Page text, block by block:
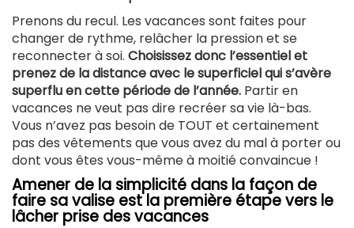
Prenons du recul. Les vacances sont faites pour
changer de rythme, relâcher la pression et se
reconnecter à soi. Choisissez donc l’essentiel et
prenez de la distance avec le superficiel qui s’avère
superflu en cette période de l’année. Partir en
vacances ne veut pas dire recréer sa vie là-bas.
Vous n’avez pas besoin de TOUT et certainement
pas des vêtements que vous avez du mal à porter ou
dont vous êtes vous-même à moitié convaincue !
Amener de la simplicité dans la façon de
faire sa valise est la première étape vers le
lâcher prise des vacances